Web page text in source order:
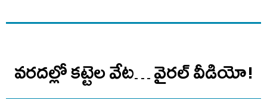
వరదల్లో కట్టెల వేట… వైరల్ వీడియో!